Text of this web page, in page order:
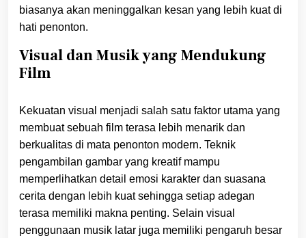
biasanya akan meninggalkan kesan yang lebih kuat di
hati penonton.
Visual dan Musik yang Mendukung
Film
Kekuatan visual menjadi salah satu faktor utama yang
membuat sebuah film terasa lebih menarik dan
berkualitas di mata penonton modern. Teknik
pengambilan gambar yang kreatif mampu
memperlihatkan detail emosi karakter dan suasana
cerita dengan lebih kuat sehingga setiap adegan
terasa memiliki makna penting. Selain visual
penggunaan musik latar juga memiliki pengaruh besar